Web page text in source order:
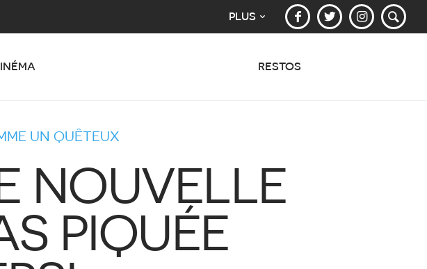
PLUS
RESTOS
UN QUÊTEUX
NOUVELLE
PIQUÉE